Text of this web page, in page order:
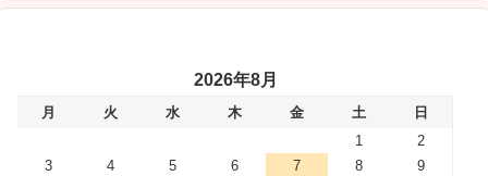
2026年8月
月 火 水 木 金 土
日
1
2
3
4 5 6 7 8
9